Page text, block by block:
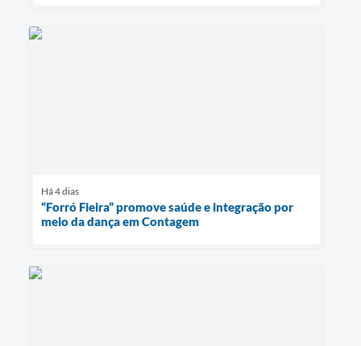
Há 4 dias
“Forró Fieira” promove saúde e integração por
meio da dança em Contagem